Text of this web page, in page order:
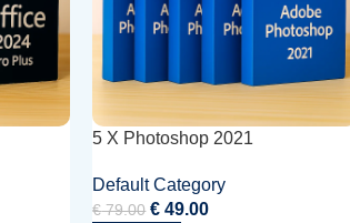
5 X Photoshop 2021
Default Category
€79.00 € 49.00